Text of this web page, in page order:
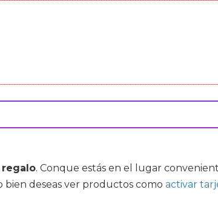
. Conque estás en el lugar
deseas ver productos como activar